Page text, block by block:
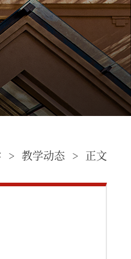
> 教学动态 > 正文